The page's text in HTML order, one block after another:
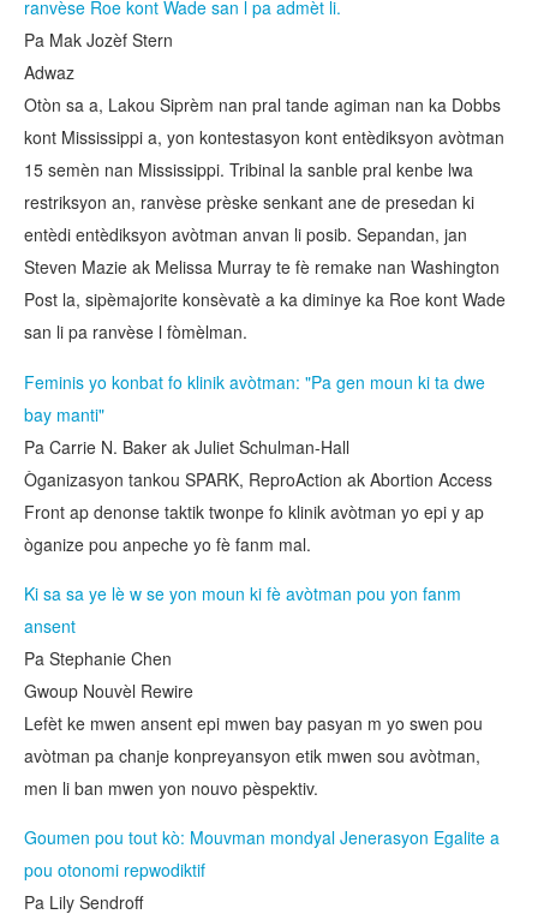
ranvèse Roe kont Wade san l pa admèt li.
Pa Mak Jozèf Stern
Adwaz
Otòn sa a, Lakou Siprèm nan pral tande agiman nan ka Dobbs
kont Mississippi a, yon kontestasyon kont entèdiksyon avòtman
15 semèn nan Mississippi. Tribinal la sanble pral kenbe lwa
restriksyon an, ranvèse prèske senkant ane de presedan ki
entèdi entèdiksyon avòtman anvan li posib. Sepandan, jan
Steven Mazie ak Melissa Murray te fè remake nan Washington
Post la, sipèmajorite konsèvatè a ka diminye ka Roe kont Wade
san li pa ranvèse l fòmèlman.
Feminis yo konbat fo klinik avòtman: "Pa gen moun ki ta dwe
bay manti"
Pa Carrie N. Baker ak Juliet Schulman-Hall
Òganizasyon tankou SPARK, ReproAction ak Abortion Access
Front ap denonse taktik twonpe fo klinik avòtman yo epi y ap
òganize pou anpeche yo fè fanm mal.
Ki sa sa ye lè w se yon moun ki fè avòtman pou yon fanm
ansent
Pa Stephanie Chen
Gwoup Nouvèl Rewire
Lefèt ke mwen ansent epi mwen bay pasyan m yo swen pou
avòtman pa chanje konpreyansyon etik mwen sou avòtman,
men li ban mwen yon nouvo pèspektiv.
Goumen pou tout kò: Mouvman mondyal Jenerasyon Egalite a
pou otonomi repwodiktif
Pa Lily Sendroff